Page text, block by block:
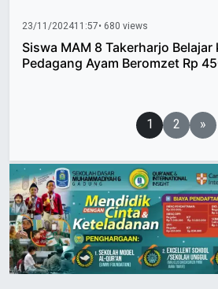
23/11/202411:57• 680 views
Siswa MAM 8 Takerharjo Belajar
Pedagang Ayam Beromzet Rp
1 2 »